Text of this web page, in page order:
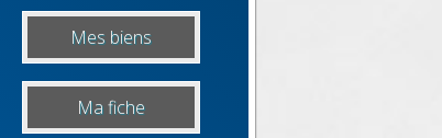
Mes biens
Ma fiche